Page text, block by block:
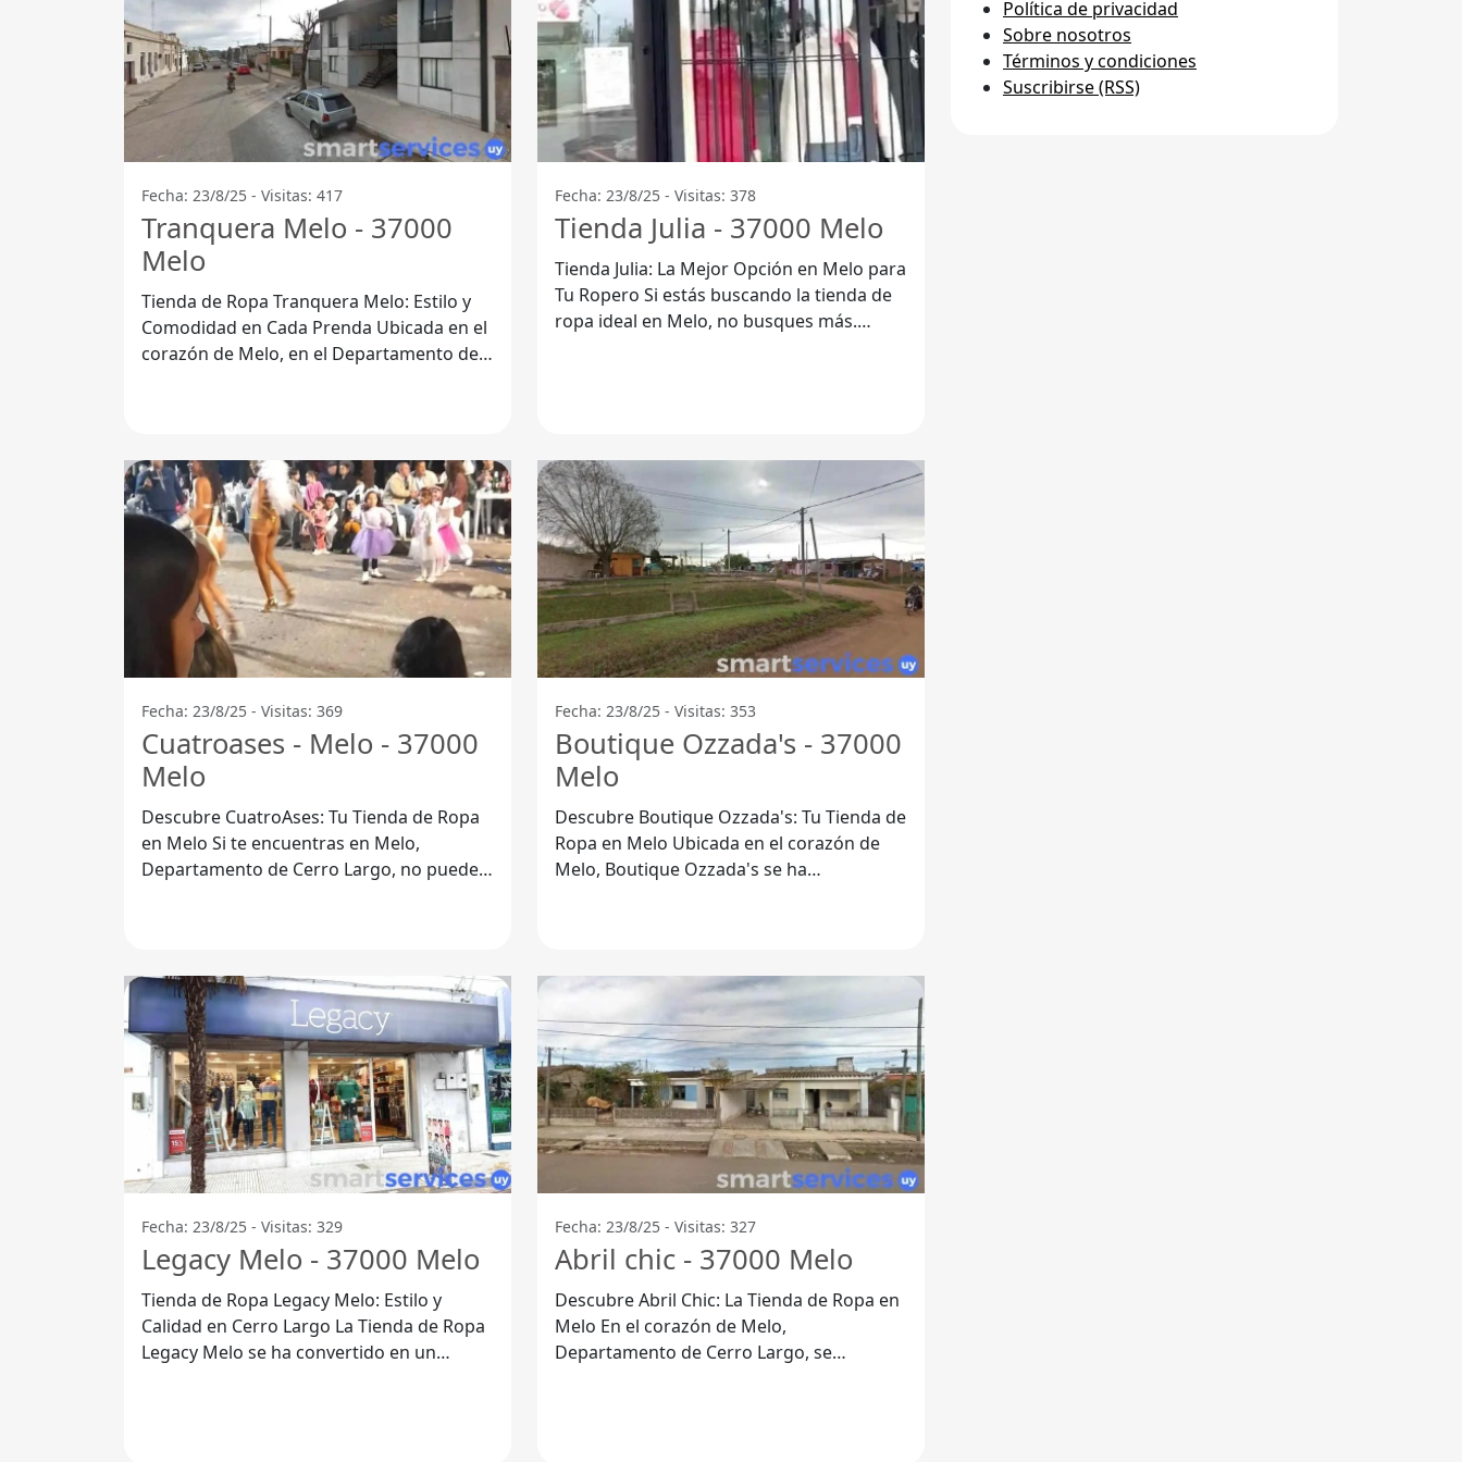
Fecha: 23/8/25 - Visitas: 417
Tranquera Melo - 37000
Melo
Tienda de Ropa Tranquera Melo: Estilo y
Comodidad en Cada Prenda Ubicada en el
corazón de Melo, en el Departamento de
Fecha: 23/8/25 - Visitas: 378
Tienda Julia - 37000 Melo
Tienda Julia: La Mejor Opción en Melo para
Tu Ropero Si estás buscando la tienda de
ropa ideal en Melo, no busques más.
Fecha: 23/8/25 - Visitas: 369
Cuatroases - Melo - 37000
Melo
Descubre CuatroAses: Tu Tienda de Ropa
en Melo Si te encuentras en Melo,
Departamento de Cerro Largo, no puedes
Fecha: 23/8/25 - Visitas: 353
Boutique Ozzada's - 37000
Melo
Descubre Boutique Ozzada's: Tu Tienda de
Ropa en Melo Ubicada en el corazón de
Melo, Boutique Ozzada's se ha
Fecha: 23/8/25 - Visitas: 329
Legacy Melo - 37000 Melo
Tienda de Ropa Legacy Melo: Estilo y
Calidad en Cerro Largo La Tienda de Ropa
Legacy Melo se ha convertido en un
Fecha: 23/8/25 - Visitas: 327
Abril chic - 37000 Melo
Descubre Abril Chic: La Tienda de Ropa en
Melo En el corazón de Melo,
Departamento de Cerro Largo, se
Política de privacidad
Sobre nosotros
Términos y condiciones
Suscribirse (RSS)